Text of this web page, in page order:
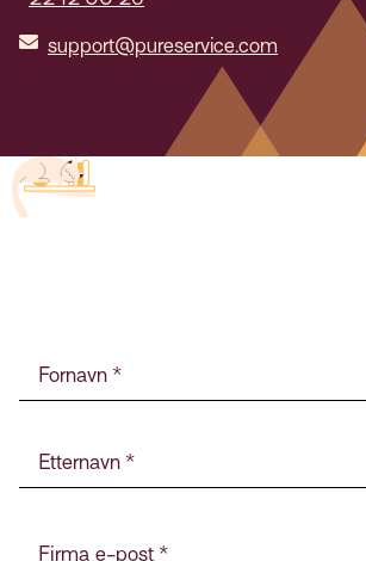
support@pureservice.com